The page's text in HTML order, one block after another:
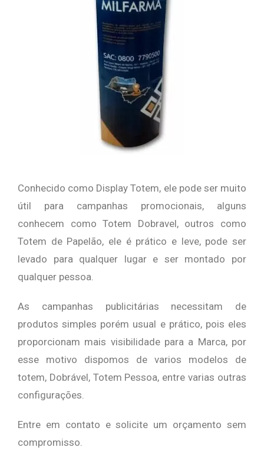
Conhecido como Display Totem, ele pode ser muito
útil para campanhas promocionais, alguns
conhecem como Totem Dobravel, outros como
Totem de Papelão, ele é prático e leve, pode ser
levado para qualquer lugar e ser montado por
qualquer pessoa.
As campanhas publicitárias necessitam de
produtos simples porém usual e prático, pois eles
proporcionam mais visibilidade para a Marca, por
esse motivo dispomos de varios modelos de
totem, Dobrável, Totem Pessoa, entre varias outras
configurações.
Entre em contato e solicite um orçamento sem
compromisso.